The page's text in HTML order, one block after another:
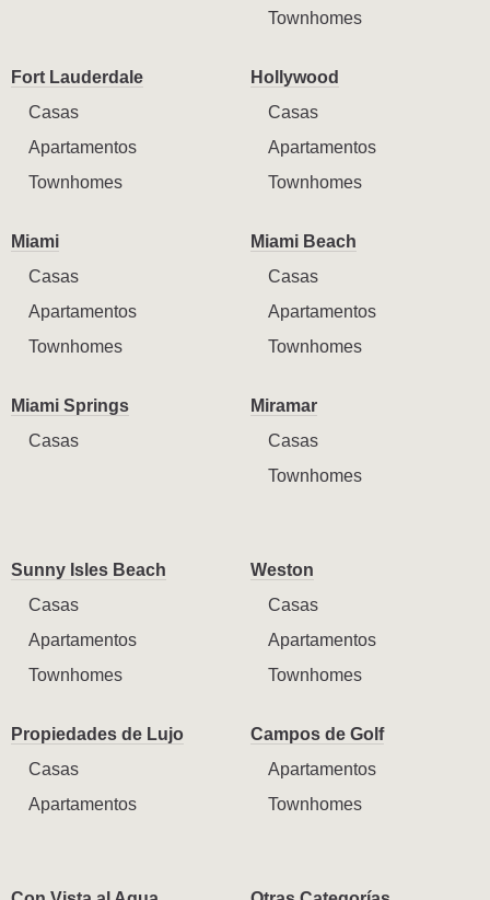
Townhomes
Fort Lauderdale
Casas
Apartamentos
Townhomes
Hollywood
Casas
Apartamentos
Townhomes
Miami
Casas
Apartamentos
Townhomes
Miami Beach
Casas
Apartamentos
Townhomes
Miami Springs
Casas
Miramar
Casas
Townhomes
Sunny Isles Beach
Casas
Apartamentos
Townhomes
Weston
Casas
Apartamentos
Townhomes
Propiedades de Lujo
Casas
Apartamentos
Campos de Golf
Apartamentos
Townhomes